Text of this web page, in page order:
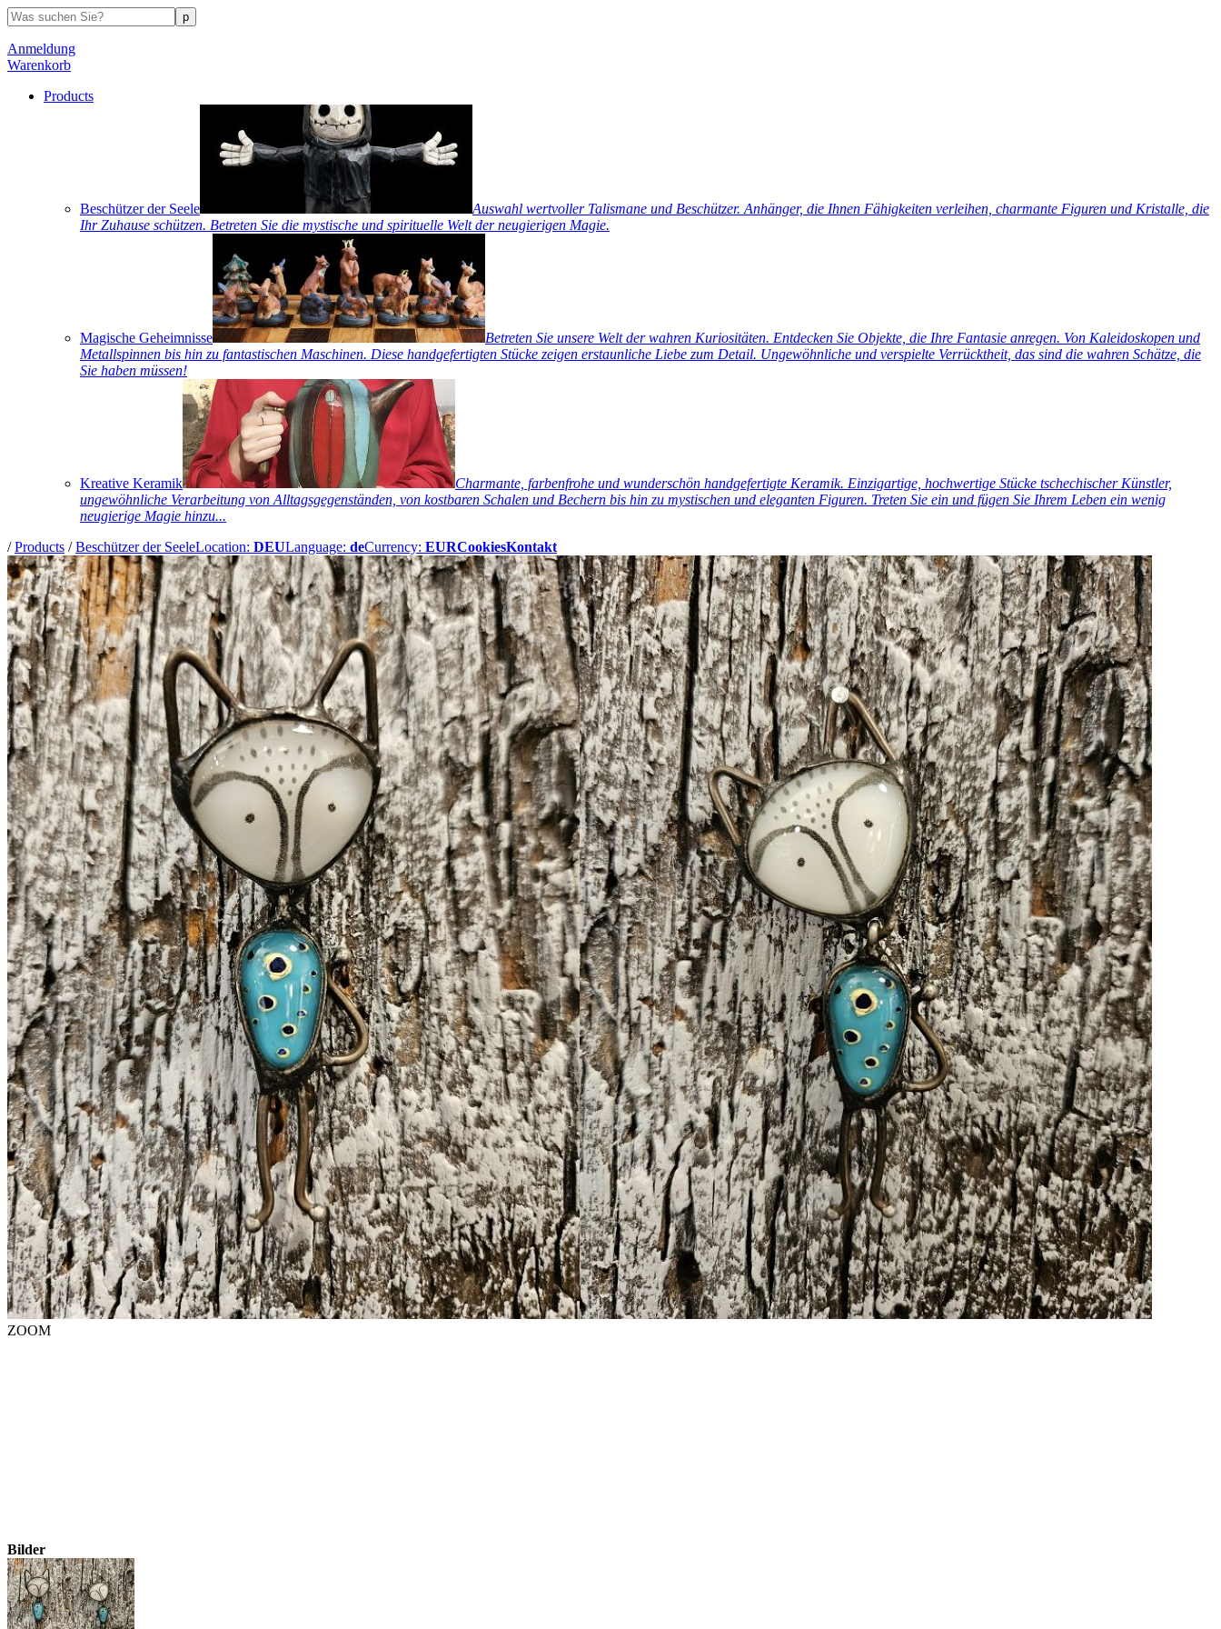
Anmeldung
Warenkorb
Products
Beschützer der Seele
Auswahl wertvoller Talismane und Beschützer. Anhänger, die Ihnen Fähigkeiten verleihen, charmante Figuren und Kristalle, die
Ihr Zuhause schützen. Betreten Sie die mystische und spirituelle Welt der neugierigen Magie.
Magische Geheimnisse
Betreten Sie unsere Welt der wahren Kuriositäten. Entdecken Sie Objekte, die Ihre Fantasie anregen. Von Kaleidoskopen und
Metallspinnen bis hin zu fantastischen Maschinen. Diese handgefertigten Stücke zeigen erstaunliche Liebe zum Detail. Ungewöhnliche und verspielte Verrücktheit, das sind die wahren Schätze, die
Sie haben müssen!
Kreative Keramik
Charmante, farbenfrohe und wunderschön handgefertigte Keramik. Einzigartige, hochwertige Stücke tschechischer Künstler,
ungewöhnliche Verarbeitung von Alltagsgegenständen, von kostbaren Schalen und Bechern bis hin zu mystischen und eleganten Figuren. Treten Sie ein und fügen Sie Ihrem Leben ein wenig
neugierige Magie hinzu...
/Products /Beschützer der SeeleLocation: DEULanguage: deCurrency: EURCookiesKontakt
ZOOM
Bilder